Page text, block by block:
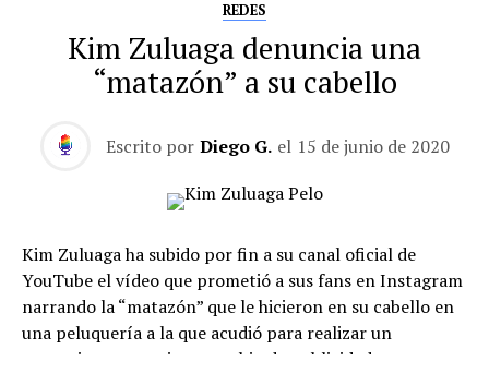
REDES
Kim Zuluaga denuncia una
“matazón” a su cabello
Escrito por Diego G. el 15 de junio de 2020
Kim Zuluaga ha subido por fin a su canal oficial de
YouTube el vídeo que prometió a sus fans en Instagram
narrando la “matazón” que le hicieron en su cabello en
una peluquería a la que acudió para realizar un
tratamiento gratuito a cambio de publicidad.